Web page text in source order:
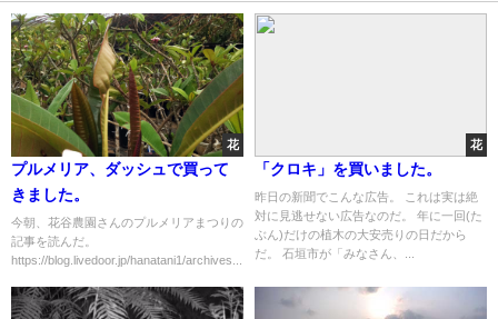
花
プルメリア、ダッシュで買って
きました。
今朝、花谷農園さんのプルメリアまつりの
記事を読んだ。
https://blog.livedoor.jp/hanatani1/archives...
花
「クロキ」を買いました。
昨日の新聞でこんな広告。 これは実は絶
対に見逃せない広告なのだ。 年に一回(た
ぶん)だけの植木の大安売りの日だから
だ。 石垣市が「みなさん、...